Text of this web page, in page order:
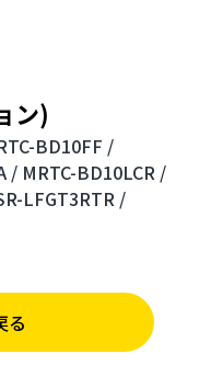
ン)
BD10FF /
/ MRTC-BD10LCR /
LFGT3RTR /
る